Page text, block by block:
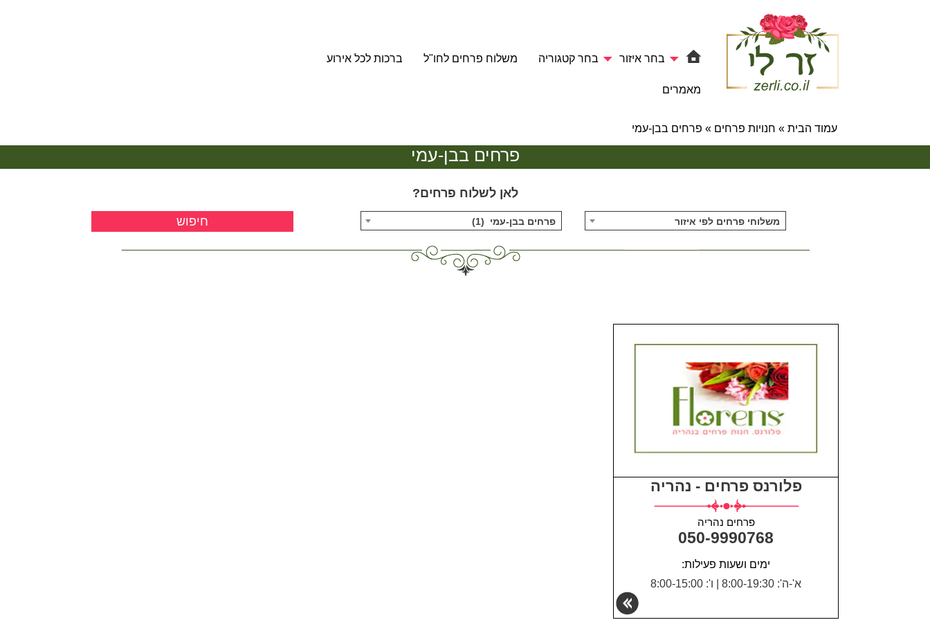
בחר איזור בחר קטגוריה משלוח פרחים לחו"ל ברכות לכל אירוע
מאמרים
עמוד הבית » חנויות פרחים » פרחים בבן-עמי
פרחים בבן-עמי
לאן לשלוח פרחים?
משלוחי פרחים לפי איזור פרחים בבן-עמי (1)
פלורנס פרחים - נהריה
פרחים נהריה
050-9990768
ימים ושעות פעילות:
א'-ה': 8:00-19:30
ו': 8:00-15:00